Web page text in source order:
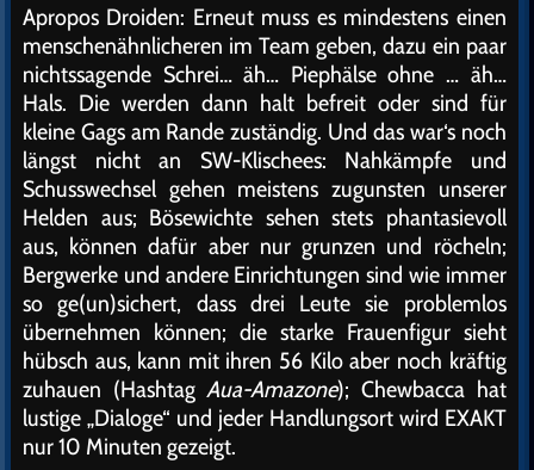
Apropos Droiden: Erneut muss es mindestens einen
menschenähnlicheren im Team geben, dazu ein paar
nichtssagende Schrei… äh… Piephälse ohne … äh…
Hals. Die werden dann halt befreit oder sind für
kleine Gags am Rande zuständig. Und das war‘s noch
längst nicht an SW-Klischees: Nahkämpfe und
Schusswechsel gehen meistens zugunsten unserer
Helden aus; Bösewichte sehen stets phantasievoll
aus, können dafür aber nur grunzen und röcheln;
Bergwerke und andere Einrichtungen sind wie immer
so ge(un)sichert, dass drei Leute sie problemlos
übernehmen können; die starke Frauenfigur sieht
hübsch aus, kann mit ihren 56 Kilo aber noch kräftig
zuhauen (Hashtag Aua-Amazone); Chewbacca hat
lustige „Dialoge“ und jeder Handlungsort wird EXAKT
nur 10 Minuten gezeigt.